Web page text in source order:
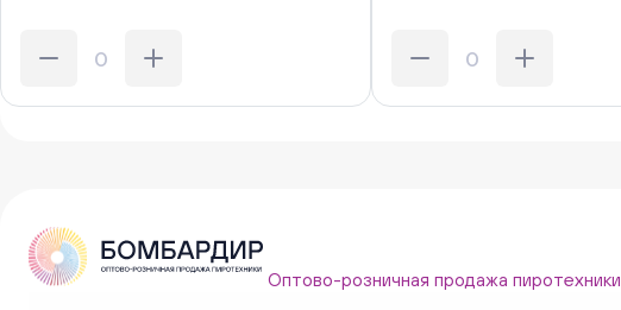
Оптово-розничная продажа пиротехники